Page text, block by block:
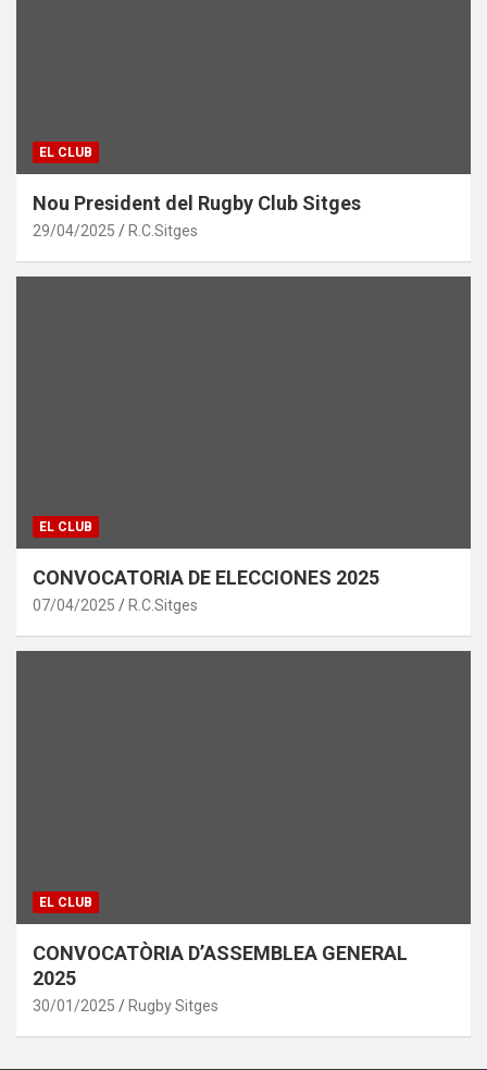
EL CLUB
Nou President del Rugby Club Sitges
29/04/2025 R.C.Sitges
EL CLUB
CONVOCATORIA DE ELECCIONES 2025
07/04/2025 R.C.Sitges
EL CLUB
CONVOCATÒRIA D’ASSEMBLEA GENERAL
2025
30/01/2025 Rugby Sitges